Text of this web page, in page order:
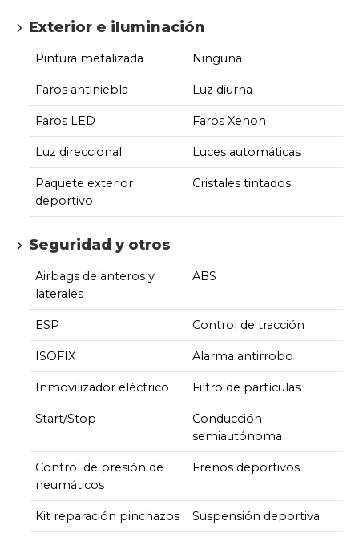
Exterior e iluminación
Pintura metalizada Ninguna
Faros antiniebla Luz diurna
Faros LED Faros Xenon
Luz direccional Luces automáticas
Paquete exterior
deportivo
Cristales tintados
Seguridad y otros
Airbags delanteros y
laterales
ABS
ESP Control de tracción
ISOFIX Alarma antirrobo
Inmovilizador eléctrico Filtro de partículas
Start/Stop
Conducción
semiautónoma
Control de presión de
neumáticos
Frenos deportivos
Kit reparación pinchazos Suspensión deportiva